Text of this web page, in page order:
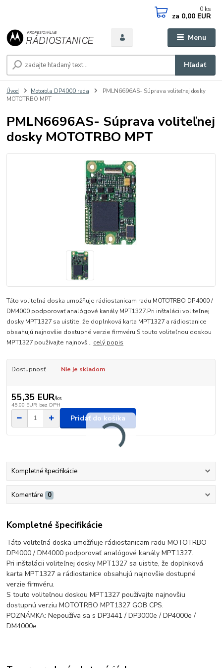
Menu
Hľadať
0 ks
za 0,00 EUR
Úvod Motorola DP4000 rada
PMLN6696AS- Súprava voliteľnej dosky
MOTOTRBO MPT
PMLN6696AS- Súprava voliteľnej
dosky MOTOTRBO MPT
Táto voliteľná doska umožňuje rádiostanicam radu MOTOTRBO DP4000 /
DM4000 podporovať analógové kanály MPT1327.Pri inštalácii voliteľnej
dosky MPT1327 sa uistite, že doplnková karta MPT1327 a rádiostanice
obsahujú najnovšie dostupné verzie firmvéru.S touto voliteľnou doskou
MPT1327 používajte najnovš... celý popis
Dostupnosť Nie je skladom
55,35 EUR/ks
45,00 EUR bez DPH
Pridať do košíka
Kompletné špecifikácie
Komentáre 0
Kompletné špecifikácie
Táto voliteľná doska umožňuje rádiostanicam radu MOTOTRBO
DP4000 / DM4000 podporovať analógové kanály MPT1327.
Pri inštalácii voliteľnej dosky MPT1327 sa uistite, že doplnková
karta MPT1327 a rádiostanice obsahujú najnovšie dostupné
verzie firmvéru.
S touto voliteľnou doskou MPT1327 používajte najnovšiu
dostupnú verziu MOTOTRBO MPT1327 GOB CPS.
POZNÁMKA: Nepoužíva sa s DP3441 / DP3000e / DP4000e /
DM4000e.